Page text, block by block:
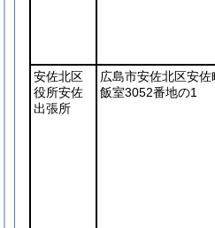
安佐北区
役所安佐
出張所
広島市安佐北区安佐
飯室3052番地の1